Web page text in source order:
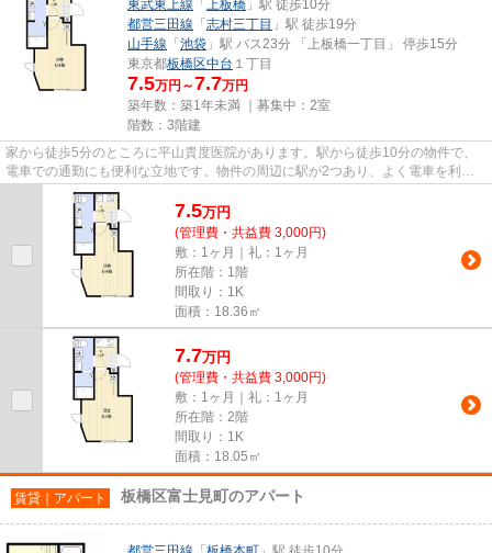
東武東上線 「 上板橋 」駅 徒歩10分
都営三田線 「 志村三丁目 」駅 徒歩19分
山手線 「 池袋 」駅 バス23分 「上板橋一丁目」 停歩15分
東京都板橋区中台 １丁目
7.5万円～7.7万円
築年数：築1年未満 ｜募集中： 2室
階数：3階建
家から徒歩5分のところに平山貴度医院があります。駅から徒歩10分の物件で、
電車での通勤にも便利な立地です。物件の周辺に駅が2つあり、よく電車を利用
する方にピッタリです。当社ス...
7.5万円
(管理費・共益費 3,000円)
敷：1ヶ月｜礼：1ヶ月
所在階：1階
間取り：1K
面積：18.36㎡
7.7万円
(管理費・共益費 3,000円)
敷：1ヶ月｜礼：1ヶ月
所在階：2階
間取り：1K
面積：18.05㎡
賃貸｜アパート 板橋区富士見町のアパート